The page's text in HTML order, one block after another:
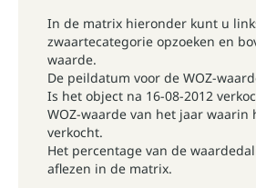
In de matrix hieronder kunt u
zwaartecategorie opzoeken en
waarde.
De peildatum voor de WOZ-
Is het object na 16-08-2012
WOZ-waarde van het jaar waarin
verkocht.
Het percentage van de
aflezen in de matrix.